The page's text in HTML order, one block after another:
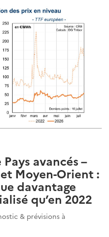
avancés –
Moyen-Orient :
davantage
qu’en 2022
& prévisions à